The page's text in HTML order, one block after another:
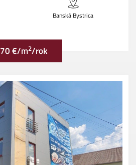
Banská Bystrica
70 €/m2/rok